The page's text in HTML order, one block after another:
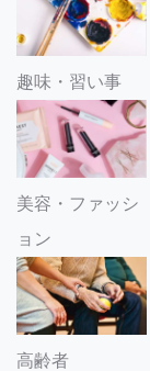
趣味・習い事
美容・ファッシ
ョン
高齢者